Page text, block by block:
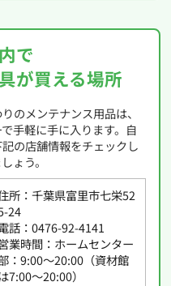
で
が買える場所
のメンテナンス用品は、
手軽に手に入ります。自
の店舗情報をチェックし
ょう。
所：千葉県富里市七栄52
24
話：0476-92-4141
業時間：ホームセンター
：9:00〜20:00（資材館
7:00〜20:00）